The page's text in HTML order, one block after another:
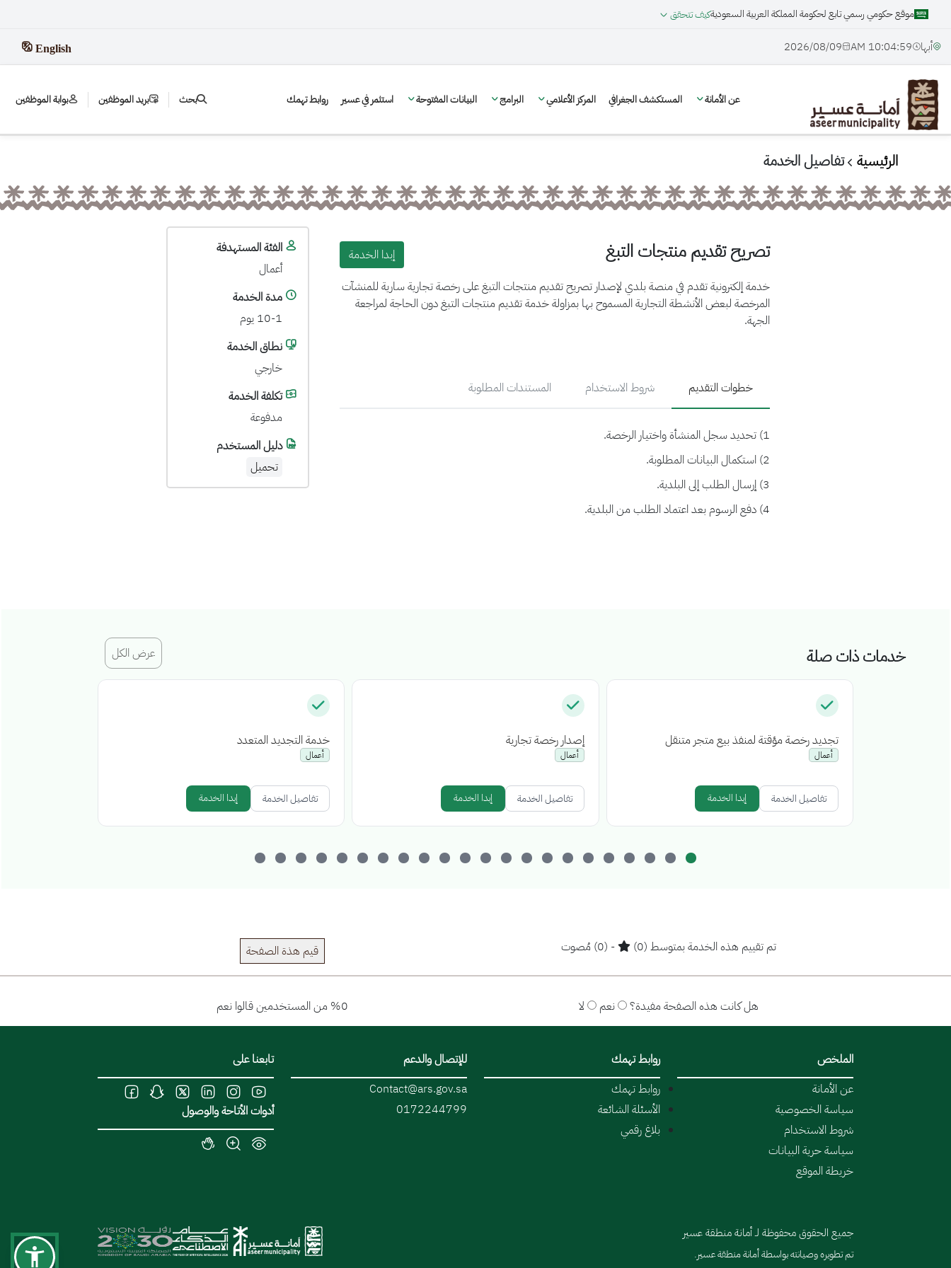
موقع حكومي رسمي تابع لحكومة المملكة العربية السعوديةكيف تتحقق
أبها 10:05:00 AM
09‏/08‏/2026
English
عن الأمانة المستكشف الجغرافي المركز الأعلامي البرامج البيانات المفتوحة استثمر في عسير روابط تهمك بحث بريد الموظفين بوابة الموظفين
الرئيسية تفاصيل الخدمة
تصريح تقديم منتجات التبغ
إبدا الخدمة
خدمة إلكترونية تقدم في منصة بلدي لإصدار تصريح تقديم منتجات التبغ على رخصة تجارية سارية للمنشآت
المرخصة لبعض الأنشطة التجارية المسموح بها بمزاولة خدمة تقديم منتجات التبغ دون الحاجة لمراجعة
الجهة.
خطوات التقديم شروط الاستخدام المستندات المطلوبة
1) تحديد سجل المنشأة واختيار الرخصة.
2) استكمال البيانات المطلوبة.
3) إرسال الطلب إلى البلدية.
4) دفع الرسوم بعد اعتماد الطلب من البلدية.
الفئة المستهدفة
أعمال
مدة الخدمة
10-1 يوم
نطاق الخدمة
خارجي
تكلفة الخدمة
مدفوعة
دليل المستخدم
تحميل
خدمات ذات صلة عرض الكل
تجديد رخصة مؤقتة لمنفذ بيع متجر متنقل
أعمال
تفاصيل الخدمة إبدا الخدمة
إصدار رخصة تجارية
أعمال
تفاصيل الخدمة إبدا الخدمة
خدمة التجديد المتعدد
أعمال
تفاصيل الخدمة إبدا الخدمة
تم تقييم هذه الخدمة بمتوسط (0) - (0) مُصوت قيم هذة الصفحة
هل كانت هذه الصفحة مفيدة؟ نعم لا %0 من المستخدمين قالوا نعم
الملخص
عن الأمانة
سياسة الخصوصية
شروط الاستخدام
سياسة حرية البيانات
خريطة الموقع
روابط تهمك
روابط تهمك
الأسئلة الشائعة
بلاغ رقمي
للإتصال والدعم
Contact@ars.gov.sa
0172244799
تابعنا على
أدوات الأتاحة والوصول
جميع الحقوق محفوظة لـ أمانة منطقة عسير
تم تطويره وصيانته بواسطة أمانة منطقة عسير.